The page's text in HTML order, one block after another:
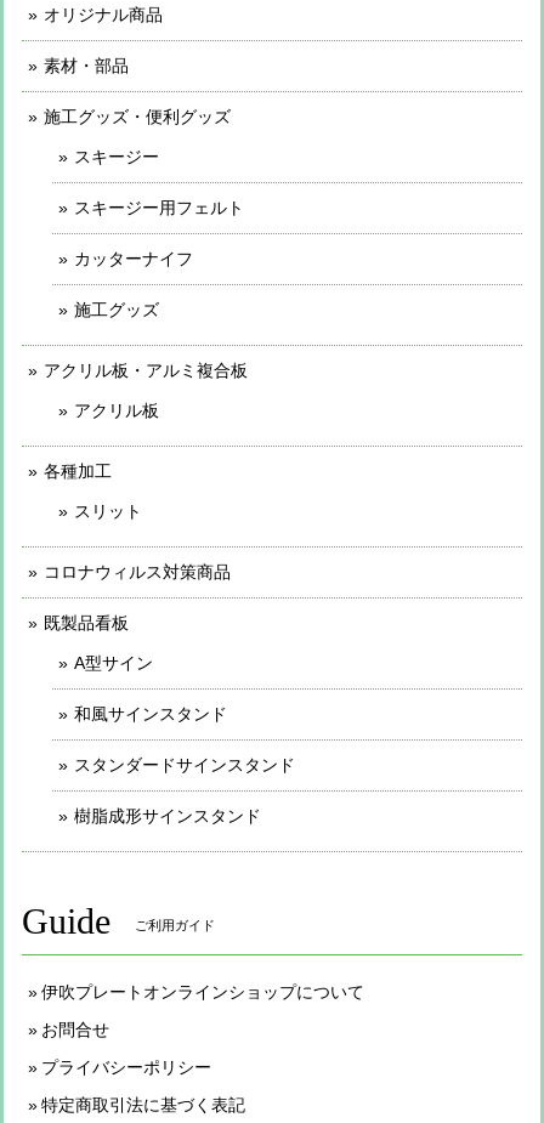
オリジナル商品
素材・部品
施工グッズ・便利グッズ
スキージー
スキージー用フェルト
カッターナイフ
施工グッズ
アクリル板・アルミ複合板
アクリル板
各種加工
スリット
コロナウィルス対策商品
既製品看板
A型サイン
和風サインスタンド
スタンダードサインスタンド
樹脂成形サインスタンド
Guide ご利用ガイド
伊吹プレートオンラインショップについて
お問合せ
プライバシーポリシー
特定商取引法に基づく表記